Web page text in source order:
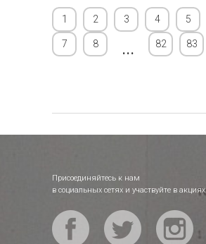
1 2 3 4 5
7 8 ... 82 83
Присоединяйтесь к нам
в социальных сетях и участвуйте в акциях